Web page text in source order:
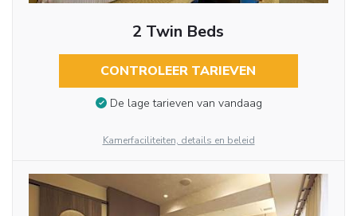
2 Twin Beds
CONTROLEER TARIEVEN
De lage tarieven van vandaag
Kamerfaciliteiten, details en beleid